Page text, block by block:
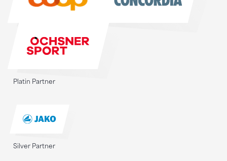
Platin Partner
Silver Partner